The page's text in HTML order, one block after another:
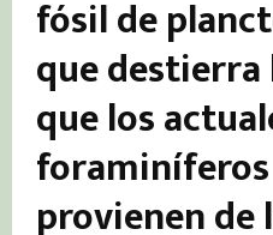
fósil de
que
que los
provienen de